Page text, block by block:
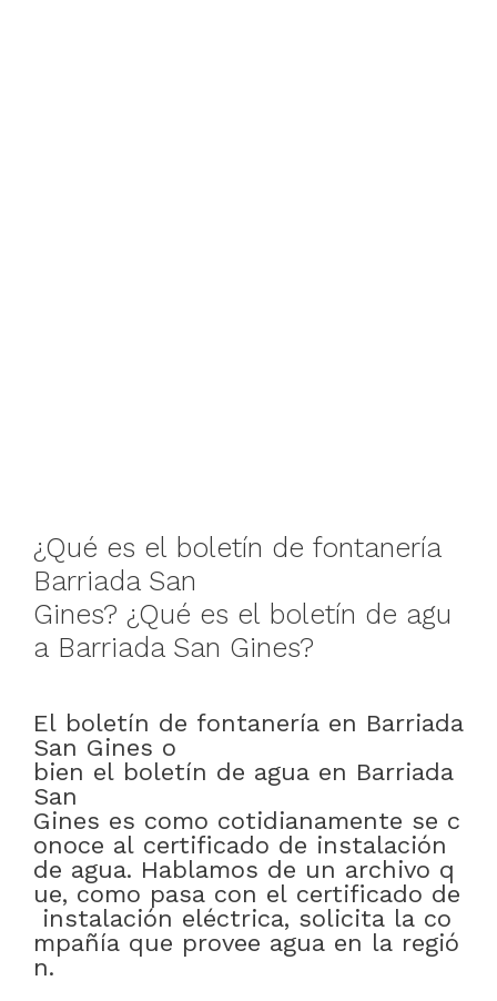
¿Qué es el boletín de fontanería
Barriada San
Gines? ¿Qué es el boletín de agu
a Barriada San Gines?
El boletín de fontanería en Barriada
San Gines o
bien el boletín de agua en Barriada
San
Gines es como cotidianamente se c
onoce al certificado de instalación
de agua. Hablamos de un archivo q
ue, como pasa con el certificado de
instalación eléctrica, solicita la co
mpañía que provee agua en la regió
n.